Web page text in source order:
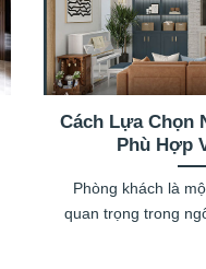
Cách Lựa Chọn
Phù Hợp
Phòng khách là
quan trọng trong